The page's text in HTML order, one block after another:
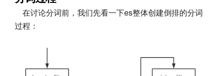
在讨论分词前，我们先看一下es整体创建倒排的分词
过程：